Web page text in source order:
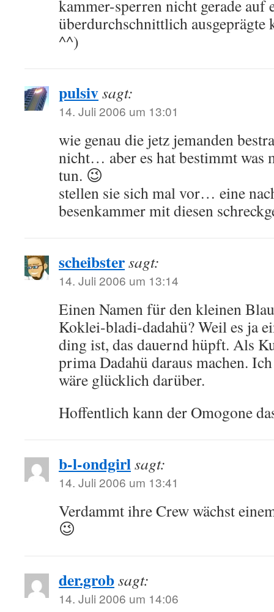
kammer-sperren nicht gerade auf
überdurchschnittlich ausgeprägte
^^)
pulsivsagt:
14. Juli 2006 um 13:01
wie genau die jetz jemanden
nicht… aber es hat bestimmt was
tun. 😉
stellen sie sich mal vor… eine
besenkammer mit diesen
scheibstersagt:
14. Juli 2006 um 13:14
Einen Namen für den kleinen
Koklei-bladi-dadahü? Weil es ja
ding ist, das dauernd hüpft. Als
prima Dadahü daraus machen.
wäre glücklich darüber.
Hoffentlich kann der Omogone
b-l-ondgirlsagt:
14. Juli 2006 um 13:41
Verdammt ihre Crew wächst
😉
der.grobsagt:
14. Juli 2006 um 14:06